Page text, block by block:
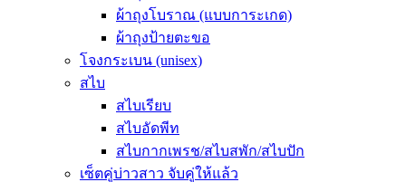
ผ้าถุงโบราณ (แบบการะเกด)
ผ้าถุงป้ายตะขอ
โจงกระเบน (unisex)
สไบ
สไบเรียบ
สไบอัดพีท
สไบกากเพรช/สไบสพัก/สไบปัก
เซ็ตคู่บ่าวสาว จับคู่ให้แล้ว